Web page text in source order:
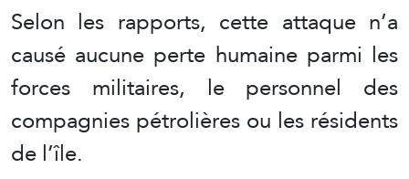
Selon les rapports, cette attaque n’a
causé aucune perte humaine parmi les
forces militaires, le personnel des
compagnies pétrolières ou les résidents
de l’île.